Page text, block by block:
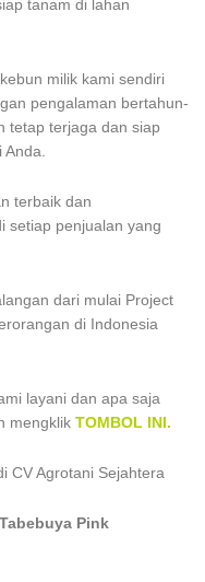
tanam di lahan
milik kami sendiri
pengalaman bertahun-
tetap terjaga dan siap
Anda.
terbaik dan
setiap penjualan yang
dari mulai Project
di Indonesia
layani dan apa saja
mengklik TOMBOL INI.
CV Agrotani Sejahtera
Pink